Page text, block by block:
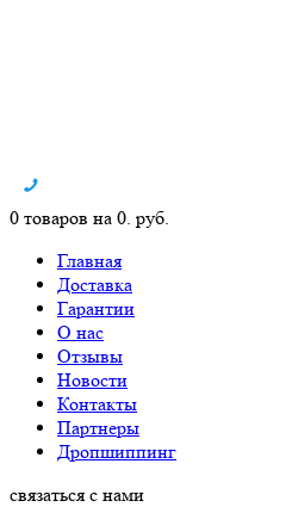
0 товаров на 0. руб.
Главная
Доставка
Гарантии
О нас
Отзывы
Новости
Контакты
Партнеры
Дропшиппинг
связаться с нами